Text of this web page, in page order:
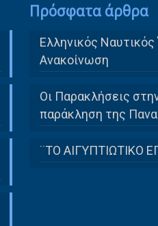
Πρόσφατα άρθρα
Ελληνικός
Ανακοίνωση
Οι Παρακλήσεις
παράκληση της
¨ΤΟ ΑΙΓΥΠΤΙΩΤΙΚΟ